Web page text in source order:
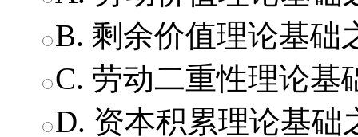
B. 剩余价值理论基础
C. 劳动二重性理论基
D. 资本积累理论基础